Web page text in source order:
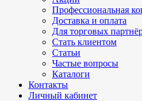
Профессиональная
Доставка и оплата
Для торговых
Стать клиентом
Статьи
Частые вопросы
Каталоги
Контакты
Личный кабинет